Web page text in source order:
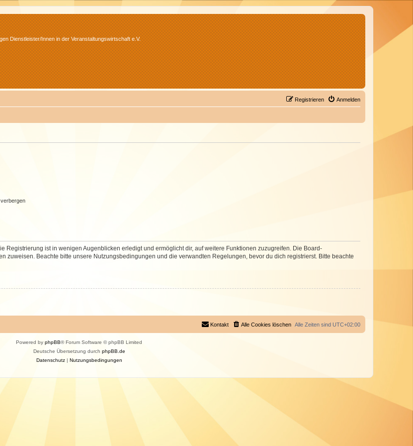
Dienstleister/Innen in der Veranstaltungswirtschaft e.V.
Anmelden
Registrieren
Registrierung ist in wenigen Augenblicken erledigt und ermöglicht dir, auf weitere Funktionen zuzugreifen. Die Board-
zuweisen. Beachte bitte unsere Nutzungsbedingungen und die verwandten Regelungen, bevor du dich registrierst. Bitte beachte
Alle Zeiten sind UTC+02:00
Alle Cookies löschen
Kontakt
Powered by phpBB® Forum Software © phpBB Limited
Deutsche Übersetzung durch phpBB.de
Datenschutz| Nutzungsbedingungen